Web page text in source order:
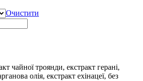
Очистити
чайної троянди, екстракт герані,
олія, екстракт ехінацеї, без